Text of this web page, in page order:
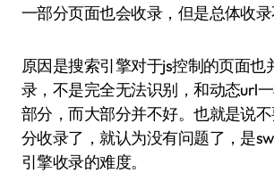
一部分页面也会收录，但是总体收录
原因是搜索引擎对于js控制的页面也
录，不是完全无法识别，和动态url
部分，而大部分并不好。也就是说
分收录了，就认为没有问题了，是
引擎收录的难度。